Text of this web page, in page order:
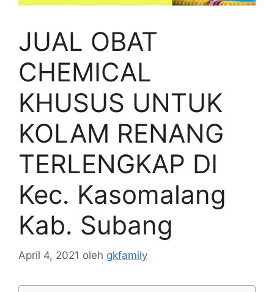
JUAL OBAT
CHEMICAL
KHUSUS UNTUK
KOLAM RENANG
TERLENGKAP DI
Kec. Kasomalang
Kab. Subang
April 4, 2021 oleh gkfamily